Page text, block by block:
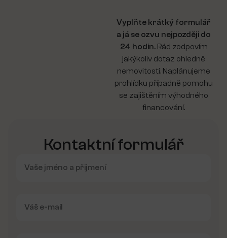
Vyplňte krátký formulář
a já se ozvu nejpozději do
24 hodin.Rád zodpovím
jakýkoliv dotaz ohledně
nemovitosti. Naplánujeme
prohlídku případně pomohu
se zajištěním výhodného
financování.
Kontaktní formulář